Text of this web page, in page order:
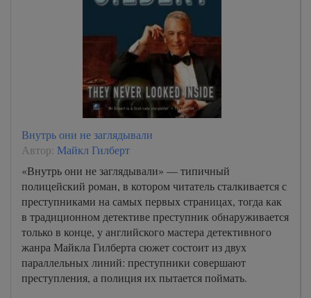
Внутрь они не заглядывали
Автор: Майкл Гилберт
«Внутрь они не заглядывали» — типичный
полицейский роман, в котором читатель сталкивается с
преступниками на самых первых страницах, тогда как
в традиционном детективе преступник обнаруживается
только в конце, у английского мастера детективного
жанра Майкла Гилберта сюжет состоит из двух
параллельных линий: преступники совершают
преступления, а полиция их пытается поймать.